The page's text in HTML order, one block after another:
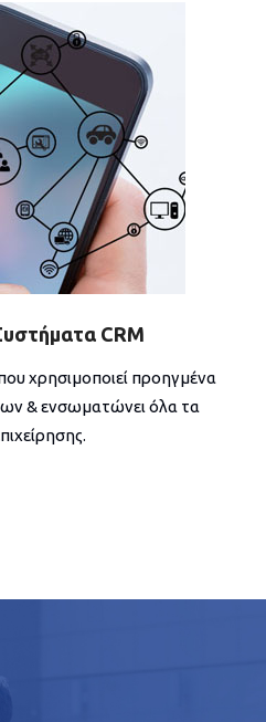
CRM
χρησιμοποιεί προηγμένα
& ενσωματώνει όλα τα